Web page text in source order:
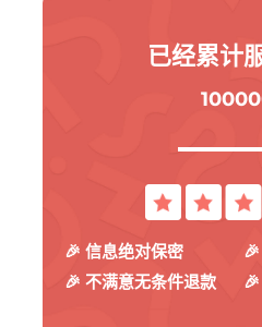
已经累计
🎉 信息绝对保密
🎉 不满意无条件退款